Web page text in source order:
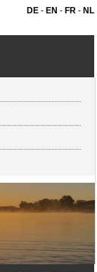
DE- EN - FR- NL